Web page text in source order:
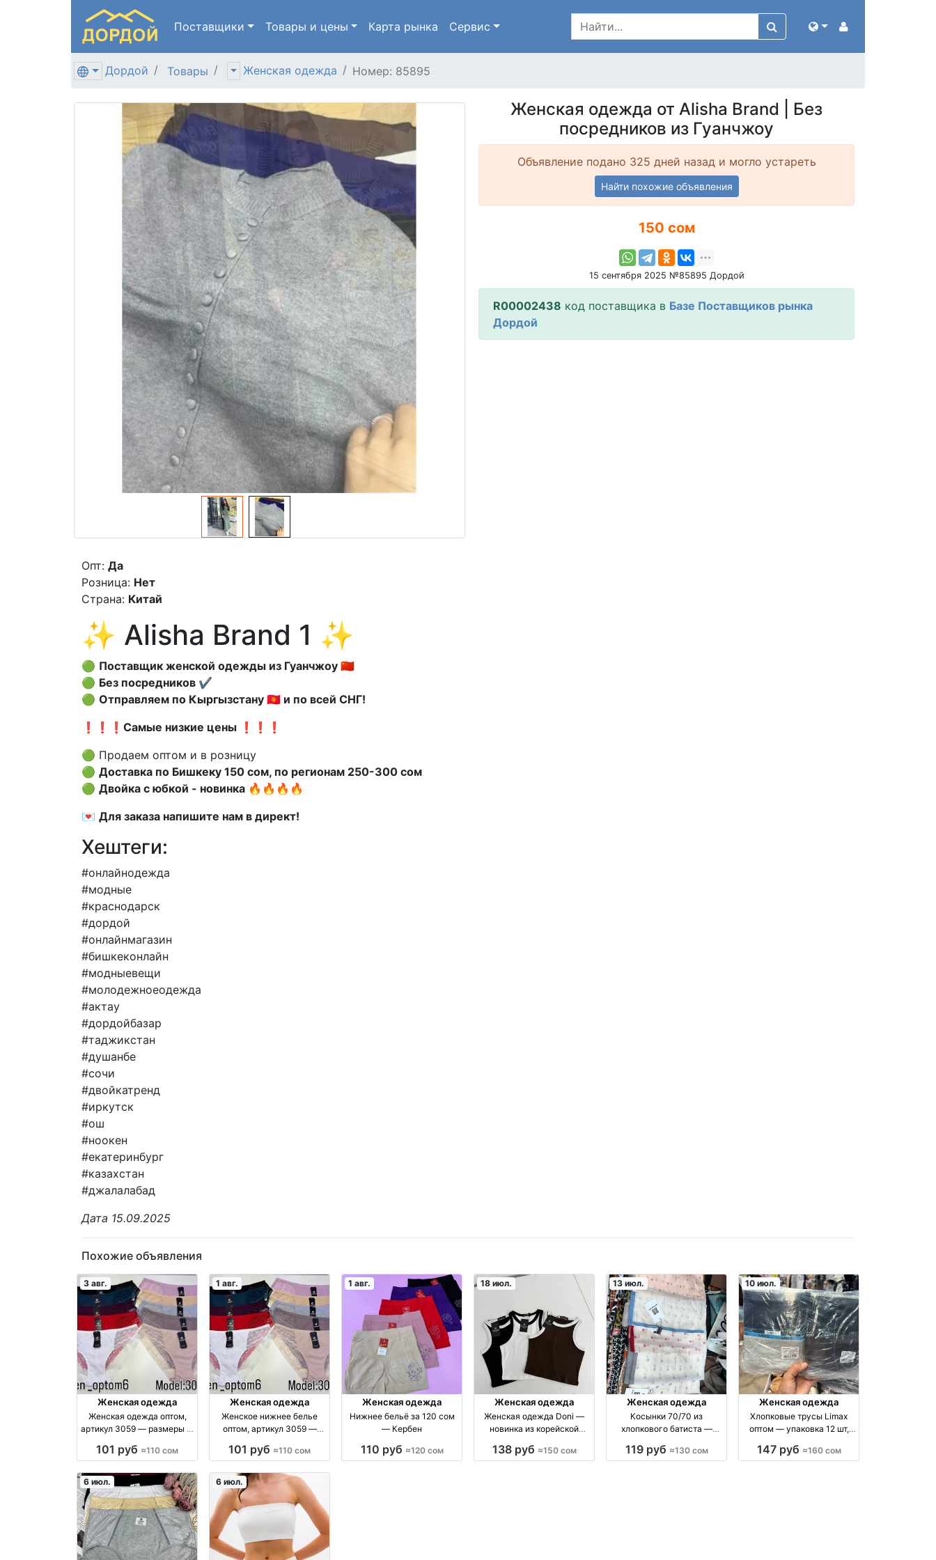
Поставщики Товары и цены Карта рынка Сервис
Дордой Товары Женская одежда Номер: 85895
Женская одежда от Alisha Brand | Без
посредников из Гуанчжоу
Объявление подано 325 дней назад и могло устареть
Найти похожие объявления
150 сом
15 сентября 2025 №85895 Дордой
R00002438 код поставщика в Базе Поставщиков рынка
Дордой
Опт: Да
Розница: Нет
Страна: Китай
✨ Alisha Brand 1 ✨
🟢 Поставщик женской одежды из Гуанчжоу 🇨🇳
🟢 Без посредников ✔️
🟢 Отправляем по Кыргызстану 🇰🇬 и по всей СНГ!
❗️❗️❗️ Самые низкие цены ❗️❗️❗️
🟢 Продаем оптом и в розницу
🟢 Доставка по Бишкеку 150 сом, по регионам 250-300 сом
🟢 Двойка с юбкой - новинка 🔥🔥🔥🔥
💌 Для заказа напишите нам в директ!
Хештеги:
#онлайнодежда
#модные
#краснодарск
#дордой
#онлайнмагазин
#бишкеконлайн
#модныевещи
#молодежноеодежда
#актау
#дордойбазар
#таджикстан
#душанбе
#сочи
#двойкатренд
#иркутск
#ош
#ноокен
#екатеринбург
#казахстан
#джалалабад
Дата 15.09.2025
Похожие объявления
3 авг.
Женская одежда
Женская одежда оптом,
артикул 3059 — размеры L,
101 руб ≈110 сом
1 авг.
Женская одежда
Женское нижнее белье
оптом, артикул 3059 —
оптом производство
101 руб ≈110 сом
1 авг.
Женская одежда
Нижнее бельё за 120 сом
— Кербен
110 руб ≈120 сом
18 июл.
Женская одежда
Женская одежда Doni —
новинка из корейской
посадка, производство
138 руб ≈150 сом
13 июл.
Женская одежда
Косынки 70/70 из
хлопкового батиста —
производство Китай
119 руб ≈130 сом
10 июл.
Женская одежда
Хлопковые трусы Limax
оптом — упаковка 12 шт,
производство Киргизия
147 руб ≈160 сом
6 июл. 6 июл.